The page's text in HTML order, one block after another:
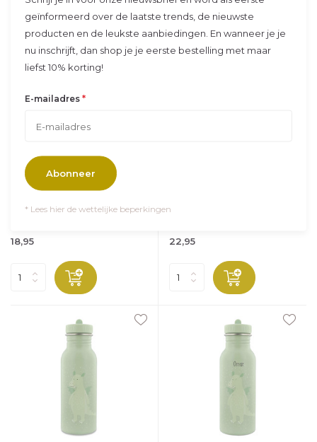
Dragon
Deze stoere drinkflesse...
Op voorraad
18,95
Op voorraad
22,95
geïnformeerd over de laatste trends, de nieuwste
producten en de leukste aanbiedingen. En wanneer je je
nu inschrijft, dan shop je je eerste bestelling met maar
liefst 10% korting!
E-mailadres *
Abonneer
* Lees hier de wettelijke beperkingen